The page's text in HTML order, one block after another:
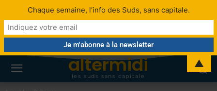
altermidi
les suds sans capitale
Chaque semaine, l’info des Suds, sans capitale.
▲